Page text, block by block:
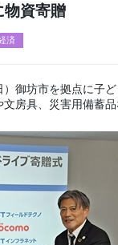
物資寄贈
済
御坊市を拠点に子
房具、災害用備蓄